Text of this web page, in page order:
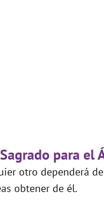
para el
otro dependerá
obtener de él.